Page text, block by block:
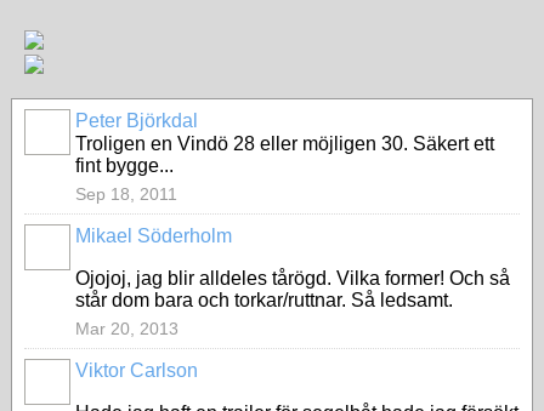
Peter Björkdal
Troligen en Vindö 28 eller möjligen 30. Säkert ett
fint bygge...
Sep 18, 2011
Mikael Söderholm
Ojojoj, jag blir alldeles tårögd. Vilka former! Och så
står dom bara och torkar/ruttnar. Så ledsamt.
Mar 20, 2013
Viktor Carlson